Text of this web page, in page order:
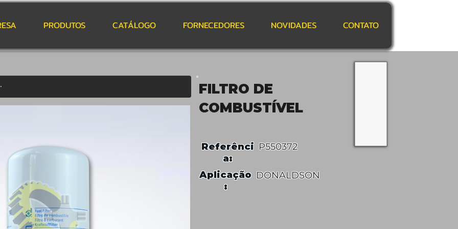
PRODUTOS CATÁLOGO FORNECEDORES NOVIDADES CONTATO
FILTRO DE
COMBUSTÍVEL
Referênci
a:
P550372
Aplicação
:
DONALDSON